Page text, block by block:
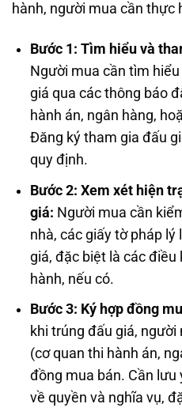
hành, người mua cần thực
Bước 1: Tìm hiểu và
Người mua cần tìm
giá qua các thông báo
hành án, ngân hàng,
Đăng ký tham gia đấu
quy định.
Bước 2: Xem xét hiện
giá: Người mua cần
nhà, các giấy tờ pháp
giá, đặc biệt là các
hành, nếu có.
Bước 3: Ký hợp đồng
khi trúng đấu giá,
(cơ quan thi hành án,
đồng mua bán. Cần lưu
về quyền và nghĩa vụ,